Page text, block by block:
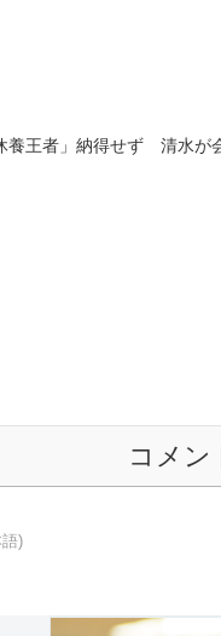
養王者」納得せず 清水
コメン
)